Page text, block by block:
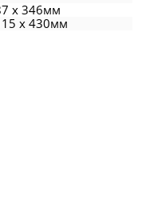
x 346мм
x 430мм